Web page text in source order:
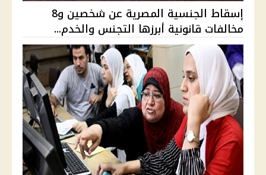
إسقاط الجنسية المصرية عن شخصين و8
مخالفات قانونية أبرزها التجنس والخدم...